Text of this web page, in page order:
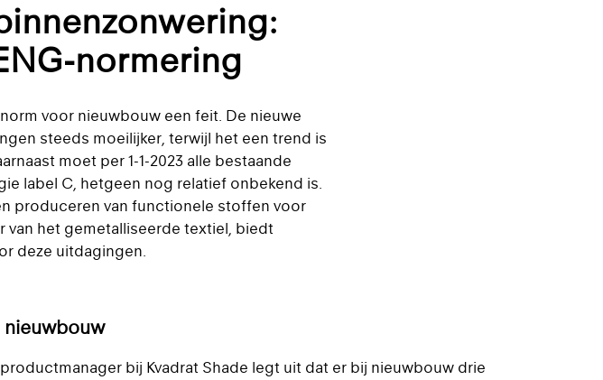
normering
norm voor nieuwbouw een feit. De nieuwe
steeds moeilijker, terwijl het een trend is
moet per 1-1-2023 alle bestaande
label C, hetgeen nog relatief onbekend is.
produceren van functionele stoffen voor
van het gemetalliseerde textiel, biedt
deze uitdagingen.
nieuwbouw
productmanager bij Kvadrat Shade legt uit dat er bij nieuwbouw drie